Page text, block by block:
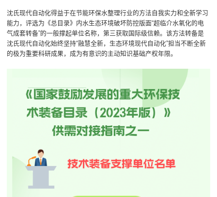
沈氏现代自动化得益于在节能环保水整理行业的方法自我实力和全新学习
能力，评选为《总目录》内水生态环境破坏防控版面“超临介水氧化的电
气成套转备”的一般撑起单位名称，第三获取国际级信赖。该方法转备是
沈氏现代自动化始终坚持“融慧全新，生态环境现代自动化”担当不断全新
的极为重要科研成果，成为有意识的主动知识基础产权年限。